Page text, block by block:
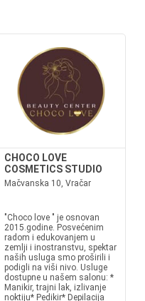
CHOCO LOVE
COSMETICS STUDIO
Mačvanska 10, Vračar
"Choco love " je osnovan
2015.godine. Posvećenim
radom i edukovanjem u
zemlji i inostranstvu, spektar
naših usluga smo proširili i
podigli na viši nivo. Usluge
dostupne u našem salonu: *
Manikir, trajni lak, izlivanje
noktiju* Pedikir* Depilacija